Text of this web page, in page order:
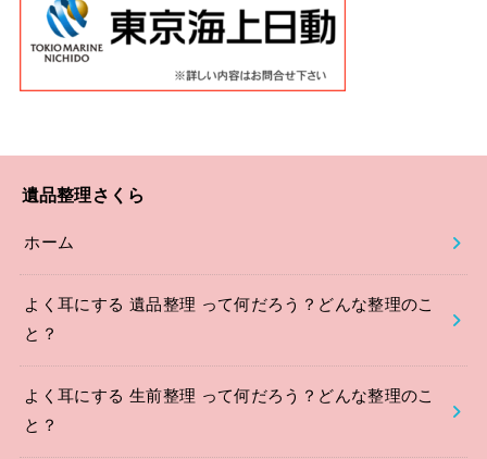
遺品整理さくら
ホーム
よく耳にする 遺品整理 って何だろう？どんな整理のこ
と？
よく耳にする 生前整理 って何だろう？どんな整理のこ
と？